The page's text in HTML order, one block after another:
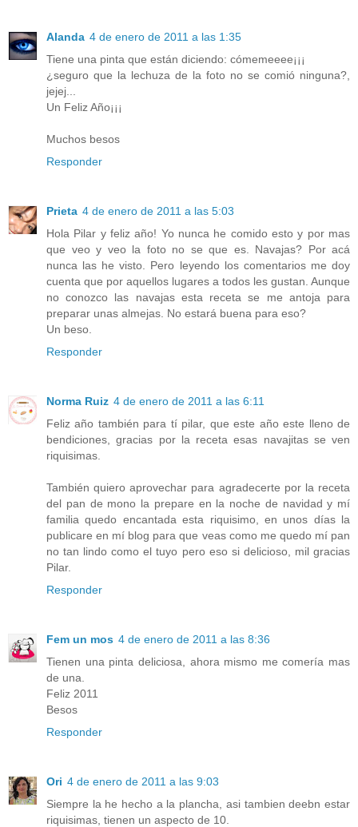
Alanda 4 de enero de 2011 a las 1:35
Tiene una pinta que están diciendo: cómemeeee¡¡¡
¿seguro que la lechuza de la foto no se comió ninguna?,
jejej...
Un Feliz Año¡¡¡
Muchos besos
Responder
Prieta 4 de enero de 2011 a las 5:03
Hola Pilar y feliz año! Yo nunca he comido esto y por mas
que veo y veo la foto no se que es. Navajas? Por acá
nunca las he visto. Pero leyendo los comentarios me doy
cuenta que por aquellos lugares a todos les gustan. Aunque
no conozco las navajas esta receta se me antoja para
preparar unas almejas. No estará buena para eso?
Un beso.
Responder
Norma Ruiz 4 de enero de 2011 a las 6:11
Feliz año también para tí pilar, que este año este lleno de
bendiciones, gracias por la receta esas navajitas se ven
riquisimas.
También quiero aprovechar para agradecerte por la receta
del pan de mono la prepare en la noche de navidad y mí
familia quedo encantada esta riquisimo, en unos días la
publicare en mí blog para que veas como me quedo mí pan
no tan lindo como el tuyo pero eso si delicioso, mil gracias
Pilar.
Responder
Fem un mos 4 de enero de 2011 a las 8:36
Tienen una pinta deliciosa, ahora mismo me comería mas
de una.
Feliz 2011
Besos
Responder
Ori 4 de enero de 2011 a las 9:03
Siempre la he hecho a la plancha, asi tambien deebn estar
riquisimas, tienen un aspecto de 10.